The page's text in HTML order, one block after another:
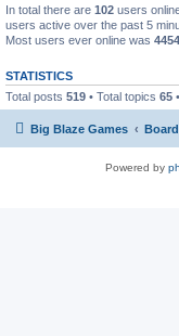
In total there are 102 users
users active over the past 5
Most users ever online was 4454
STATISTICS
Total posts 519 • Total topics 65
Big Blaze Games
Powered by